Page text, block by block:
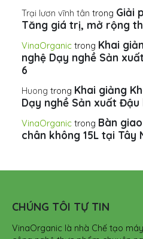
Trại lươn vĩnh tân trong Giải
Tăng giá trị, mở rộng
VinaOrganic trong Khai
nghệ Dạy nghề Sản
6
Huong trong Khai giảng
Dạy nghề Sản xuất Đậu
VinaOrganic trong Bàn
chân không 15L tại Tây
CHÚNG TÔI TỰ TIN
VinaOrganic là nhà Chế tạo